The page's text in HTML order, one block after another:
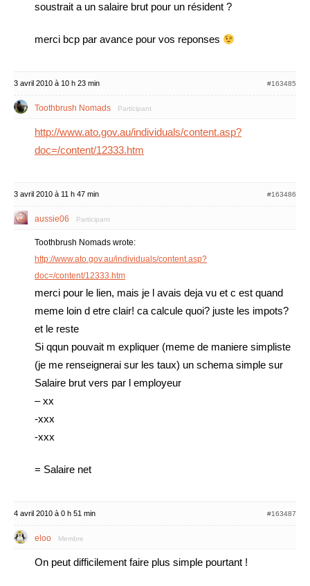
soustrait a un salaire brut pour un résident ?
merci bcp par avance pour vos reponses
3 avril 2010 à 10 h 23 min #163485
Toothbrush Nomads Participant
http://www.ato.gov.au/individuals/content.asp?
doc=/content/12333.htm
3 avril 2010 à 11 h 47 min #163486
aussie06 Participant
Toothbrush Nomads wrote:
http://www.ato.gov.au/individuals/content.asp?
doc=/content/12333.htm
merci pour le lien, mais je l avais deja vu et c est quand
meme loin d etre clair! ca calcule quoi? juste les impots?
et le reste
Si qqun pouvait m expliquer (meme de maniere simpliste
(je me renseignerai sur les taux) un schema simple sur
Salaire brut vers par l employeur
– xx
-xxx
-xxx
= Salaire net
4 avril 2010 à 0 h 51 min #163487
eloo Membre
On peut difficilement faire plus simple pourtant !